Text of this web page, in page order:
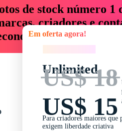
de stock número
criadores e
até 76%
Em oferta agora!
Unlimited
US$ 18
US$ 15
Para criadores maiores que
exigem liberdade criativa